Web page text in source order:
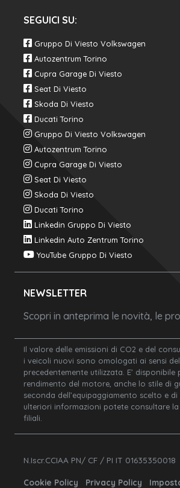
SEGUICI SU:
Gruppo Di Viesto Volkswagen
Autozentrum Torino
Cupra Garage Di Viesto
Seat Di Viesto
Skoda Di Viesto
Ducati Torino
Gruppo Di Viesto Volkswagen
Autozentrum Torino
Cupra Garage Di Viesto
Seat Di Viesto
Skoda Di Viesto
Ducati Torino
Linkedin Gruppo Di Viesto
Linkedin Auto Zentrum Torino
YouTube Gruppo Di Viesto
NEWSLETTER
Scopri in anteprima le novità, le
Il valore delle emissioni di CO2 e del
i veicoli nuovi sono omologati ai sensi
precedentemente utilizzata. E’
rendimento del motore, anche lo stile di
seconda dell’equipaggiamento scelto e
ulteriori informazioni potete consultare
filiali.
N.Iscr.CCIAA PN/ CF / PI IT 01635350018
Cookie Policy Privacy Policy